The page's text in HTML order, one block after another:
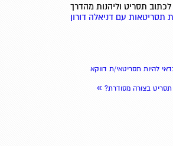
לכתוב תסריט וליהנות מהדרך
תסריטאות עם דניאלה דורון
להיות תסריטאי/ת דווקא
בצורה מסודרת? »